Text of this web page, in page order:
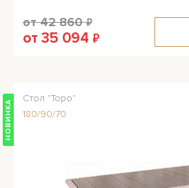
от 42 860₽
от 35 094 ₽
НОВИНКА
Стол "Торо"
180/90/70